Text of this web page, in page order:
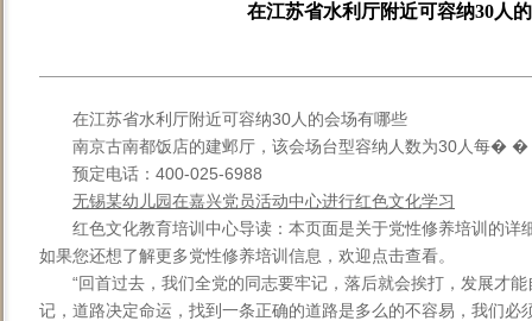
在江苏省水利厅附近可容纳30人
在江苏省水利厅附近可容纳30人的会场有哪些
南京古南都饭店的建邺厅，该会场台型容纳人数为30人每� �
预定电话：400-025-6988
无锡某幼儿园在嘉兴党员活动中心进行红色文化学习
红色文化教育培训中心导读：本页面是关于党性修养培训的详
如果您还想了解更多党性修养培训信息，欢迎点击查看。
“回首过去，我们全党的同志要牢记，落后就会挨打，发展才
记，道路决定命运，找到一条正确的道路是多么的不容易，我们必